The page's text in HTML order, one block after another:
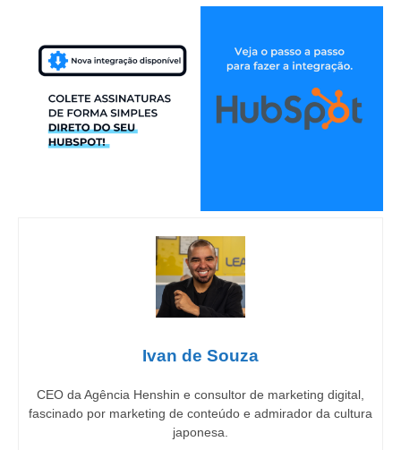
Ivan de Souza
CEO da Agência Henshin e consultor de marketing digital,
fascinado por marketing de conteúdo e admirador da cultura
japonesa.